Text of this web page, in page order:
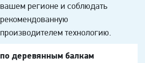
вашем регионе и соблюдать
рекомендованную
производителем технологию.
по деревянным балкам